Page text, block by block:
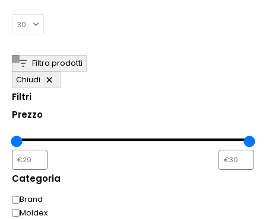
Filtra prodotti
Chiudi
Filtri
Prezzo
Categoria
Categoria
Brand
Moldex